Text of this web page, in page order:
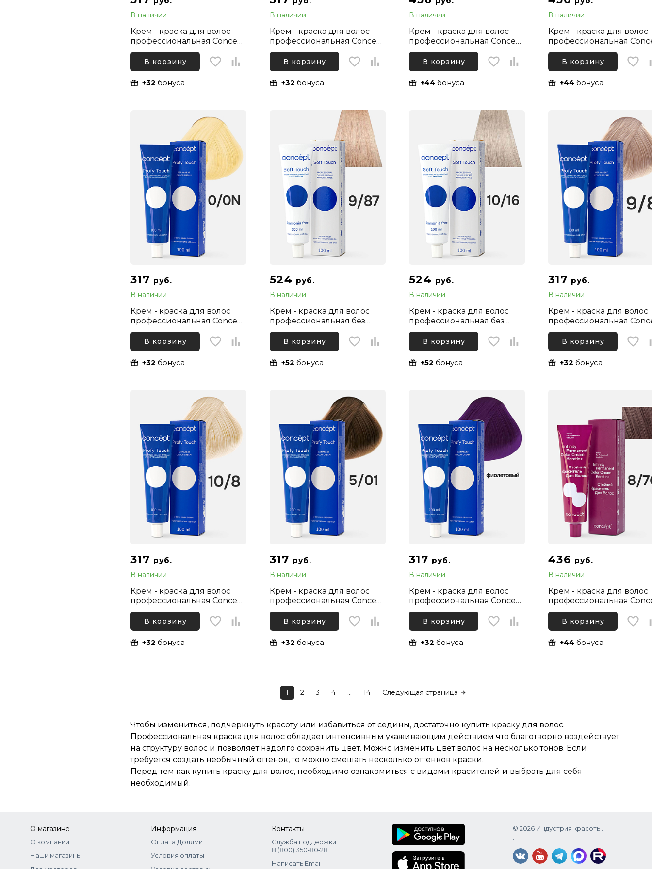
В наличии
Крем - краска для волос
профессиональная Concept
Profy Touch 0.4 Микстон
Медный, 100 мл
В корзину
+32 бонуса
В наличии
Крем - краска для волос
профессиональная Concept
Profy Touch 9.16 Блонд
Нежно-сиреневый , 100 мл
В корзину
+32 бонуса
В наличии
Крем - краска для волос
профессиональная Concept
Infinity Микстон Зеленый,
100 мл
В корзину
+44 бонуса
В наличии
Крем - краска для волос
профессиональная
Infinity 9/8 Блонд
Жемчужный, 100 мл
В корзину
+44 бонуса
317 руб.
В наличии
Крем - краска для волос
профессиональная Concept
Profy Touch 0.0N Корректор
Нейтральный, 100 мл
В корзину
+32 бонуса
524 руб.
В наличии
Крем - краска для волос
профессиональная без
аммиака Concept Soft
Touch 9.87 Блонд
Перламутрово-бежевый,
100 мл
В корзину
+52 бонуса
524 руб.
В наличии
Крем - краска для волос
профессиональная без
аммиака Concept Soft
Touch 10.16 Светлый блонд
Нежно-сиреневый, 100 мл
В корзину
+52 бонуса
317 руб.
В наличии
Крем - краска для волос
профессиональная
Profy Touch 9.8 Блонд
Перламутровый, 100 мл
В корзину
+32 бонуса
317 руб.
В наличии
Крем - краска для волос
профессиональная Concept
Profy Touch 10.8 Светлый
блонд Серебристо-
розовый, 100 мл
В корзину
+32 бонуса
317 руб.
В наличии
Крем - краска для волос
профессиональная Concept
Profy Touch 5.01 Светлый
каштановый Натуральный
пепельный, 100 мл
В корзину
+32 бонуса
317 руб.
В наличии
Крем - краска для волос
профессиональная Concept
Profy Touch 0.8 Микстон
Фиолетовый, 100 мл
В корзину
+32 бонуса
436 руб.
В наличии
Крем - краска для волос
профессиональная
Infinity 8/76 Светлый
Коричнево-фиолетовый,
100 мл
В корзину
+44 бонуса
1 2 3 4 ... 14 Следующая страница
Чтобы измениться, подчеркнуть красоту или избавиться от седины, достаточно купить краску для волос.
Профессиональная краска для волос обладает интенсивным ухаживающим действием что благотворно воздействует
на структуру волос и позволяет надолго сохранить цвет. Можно изменить цвет волос на несколько тонов. Если
требуется создать необычный оттенок, то можно смешать несколько оттенков краски.
Перед тем как купить краску для волос, необходимо ознакомиться с видами красителей и выбрать для себя
необходимый.
О магазине
О компании
Наши магазины
Информация
Оплата Долями
Условия оплаты
Контакты
Служба поддержки
8 (800) 350‑80‑28
Написать Email
© 2026 Индустрия красоты.